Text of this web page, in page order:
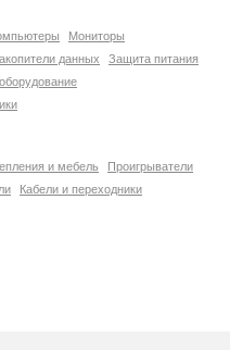
Мониторы
данных
Защита питания
и мебель
Проигрыватели
Кабели и переходники